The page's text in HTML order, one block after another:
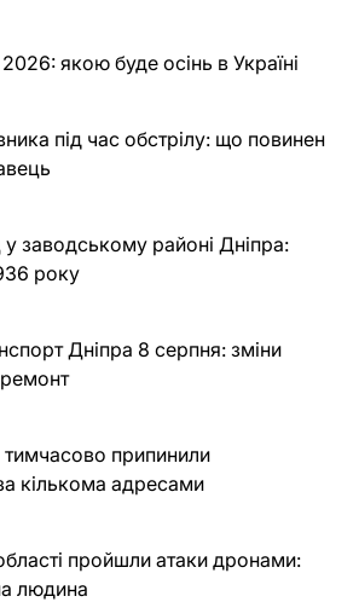
якою буде осінь в Україні
під час обстрілу: що повинен
у заводському районі Дніпра:
року
Дніпра 8 серпня: зміни
тимчасово припинили
кількома адресами
пройшли атаки дронами:
людина